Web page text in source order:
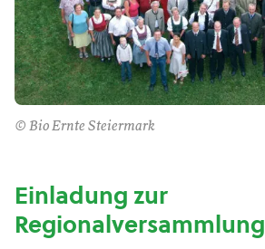
© Bio Ernte Steiermark
Einladung zur
Regionalversammlung